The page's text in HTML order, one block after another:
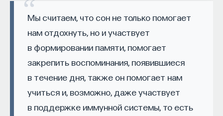
Мы считаем, что сон не только помогает
нам отдохнуть, но и участвует
в формировании памяти, помогает
закрепить воспоминания, появившиеся
в течение дня, также он помогает нам
учиться и, возможно, даже участвует
в поддержке иммунной системы, то есть
философских наук, профессор Школы философии
и культурологии факультета гуманитарных наук
НИУ ВШЭ.
3/30/2022